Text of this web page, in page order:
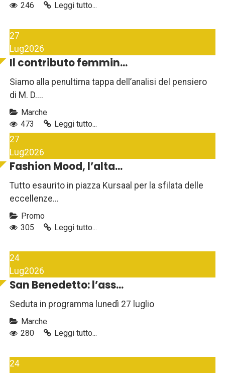
246
Leggi tutto...
27
Lug2026
Il contributo femmin...
Siamo alla penultima tappa dell’analisi del pensiero
di M. D....
Marche
473
Leggi tutto...
27
Lug2026
Fashion Mood, l’alta...
Tutto esaurito in piazza Kursaal per la sfilata delle
eccellenze...
Promo
305
Leggi tutto...
24
Lug2026
San Benedetto: l’ass...
Seduta in programma lunedì 27 luglio
Marche
280
Leggi tutto...
24